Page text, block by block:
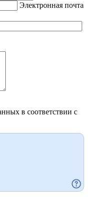
Электронная почта
в соответствии с